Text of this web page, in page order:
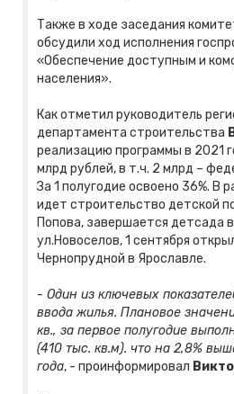
Также в ходе заседания
обсудили ход исполнения
«Обеспечение доступным и
населения».
Как отметил руководитель
департамента строительства
реализацию программы в 2021
млрд рублей, в т.ч. 2 млрд –
За 1 полугодие освоено 36%. В
идет строительство детской
Попова, завершается детсада
ул.Новоселов, 1 сентября
Чернопрудной в Ярославле.
- Один из ключевых
ввода жилья. Плановое
кв., за первое полугодие
(410 тыс. кв.м). что на 2,8%
года, - проинформировал